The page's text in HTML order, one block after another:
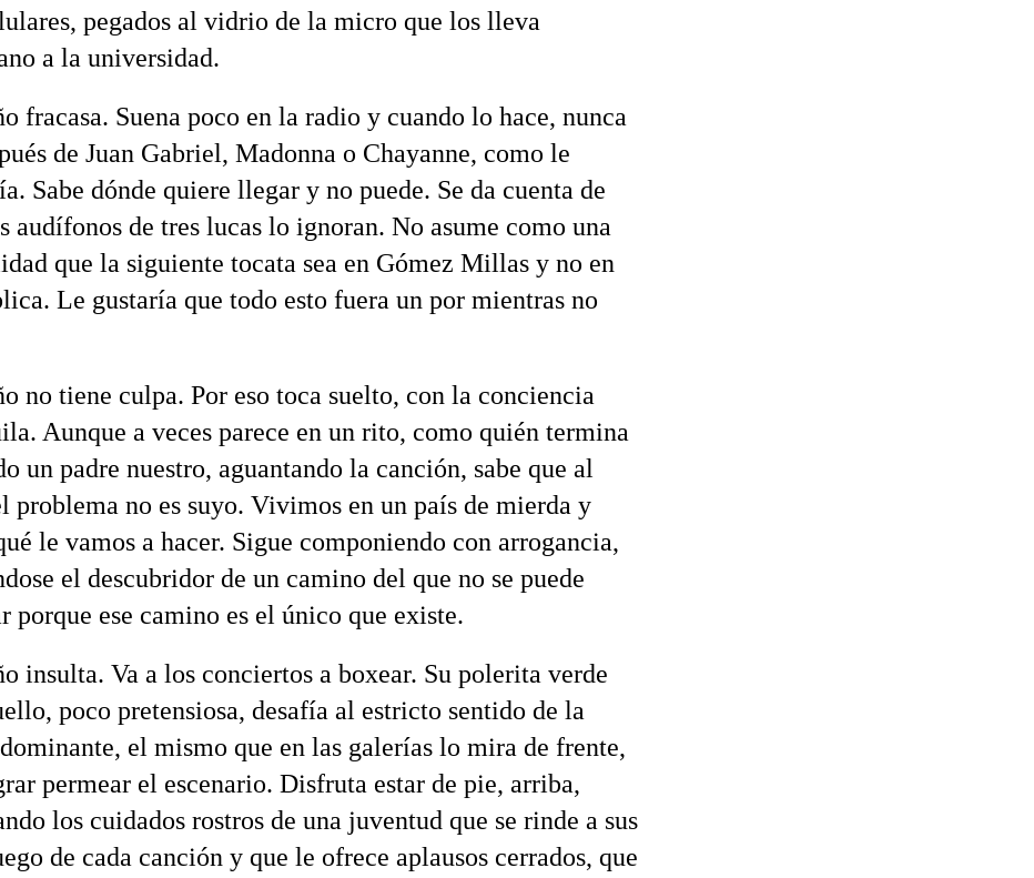
pegados al vidrio de la micro que los lleva
a la universidad.
fracasa. Suena poco en la radio y cuando lo hace, nunca
de Juan Gabriel, Madonna o Chayanne, como le
Sabe dónde quiere llegar y no puede. Se da cuenta de
audífonos de tres lucas lo ignoran. No asume como una
que la siguiente tocata sea en Gómez Millas y no en
Le gustaría que todo esto fuera un por mientras no
no tiene culpa. Por eso toca suelto, con la conciencia
Aunque a veces parece en un rito, como quién termina
un padre nuestro, aguantando la canción, sabe que al
problema no es suyo. Vivimos en un país de mierda y
le vamos a hacer. Sigue componiendo con arrogancia,
el descubridor de un camino del que no se puede
porque ese camino es el único que existe.
insulta. Va a los conciertos a boxear. Su polerita verde
poco pretensiosa, desafía al estricto sentido de la
el mismo que en las galerías lo mira de frente,
permear el escenario. Disfruta estar de pie, arriba,
los cuidados rostros de una juventud que se rinde a sus
de cada canción y que le ofrece aplausos cerrados, que